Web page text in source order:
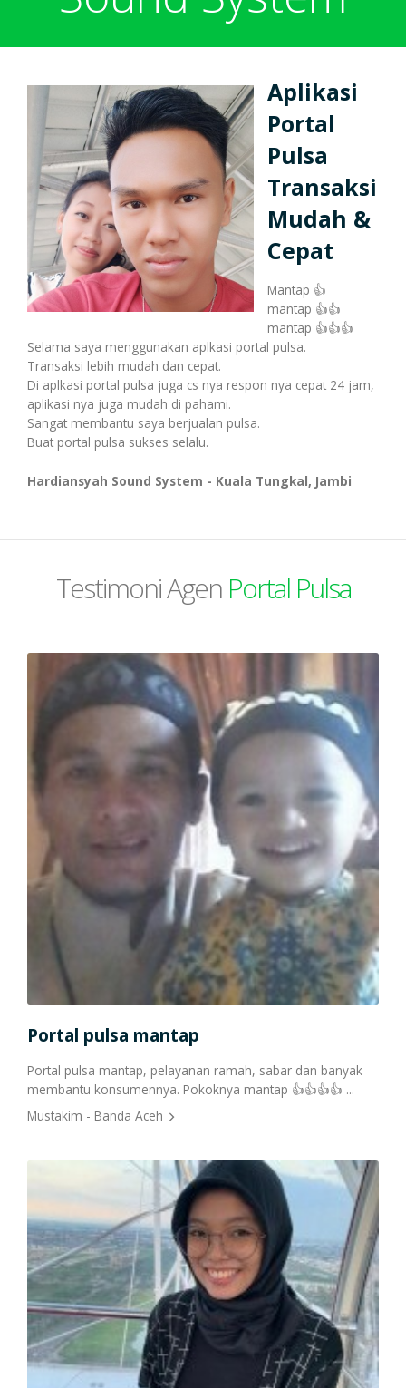
Harga Pulsa Elektrik
Token PLN murah
Pulsa Reguler
Paket Data Internet
Paket SMS & Telepon
Unlock / Aktivasi Voucher
Pulsa Transfer
Voucher Wifi, dll
Pasca Bayar / PPOB
Cetak Struk Token & PPOB
Bonus
Bonus Mingguan
Bonus Transaksi
Deposit
Transaksi
Cara Transaksi
Transaksi Terjadwal
Transaksi Massal
Transaksi Via WhatsApp
Transaksi Via Gtalk
Transaksi Via Twitter
Transaksi Via API
Support
Aplikasi
Portal
Pulsa
Transaksi
Mudah &
Cepat
Mantap 👍
mantap 👍👍
mantap 👍👍👍
Selama saya menggunakan aplkasi portal pulsa.
Transaksi lebih mudah dan cepat.
Di aplkasi portal pulsa juga cs nya respon nya cepat 24 jam,
aplikasi nya juga mudah di pahami.
Sangat membantu saya berjualan pulsa.
Buat portal pulsa sukses selalu.
Hardiansyah Sound System - Kuala Tungkal, Jambi
Testimoni Agen Portal Pulsa
Portal pulsa mantap
Portal pulsa mantap, pelayanan ramah, sabar dan banyak
membantu konsumennya. Pokoknya mantap 👍👍👍👍 ...
Mustakim - Banda Aceh